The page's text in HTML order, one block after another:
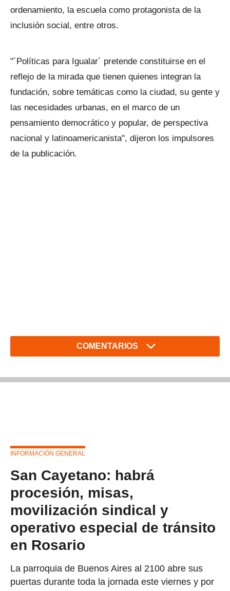
ordenamiento, la escuela como protagonista de la
inclusión social, entre otros.
"´Políticas para Igualar´ pretende constituirse en el
reflejo de la mirada que tienen quienes integran la
fundación, sobre temáticas como la ciudad, su gente y
las necesidades urbanas, en el marco de un
pensamiento democrático y popular, de perspectiva
nacional y latinoamericanista", dijeron los impulsores
de la publicación.
COMENTARIOS